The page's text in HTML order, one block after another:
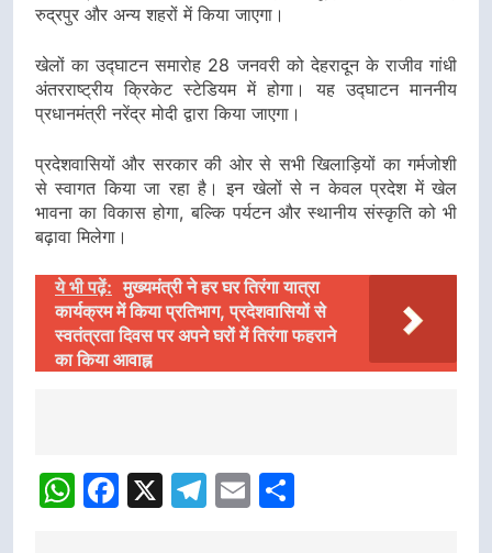
रुद्रपुर और अन्य शहरों में किया जाएगा।
खेलों का उद्घाटन समारोह 28 जनवरी को देहरादून के राजीव गांधी
अंतरराष्ट्रीय क्रिकेट स्टेडियम में होगा। यह उद्घाटन माननीय
प्रधानमंत्री नरेंद्र मोदी द्वारा किया जाएगा।
प्रदेशवासियों और सरकार की ओर से सभी खिलाड़ियों का गर्मजोशी
से स्वागत किया जा रहा है। इन खेलों से न केवल प्रदेश में खेल
भावना का विकास होगा, बल्कि पर्यटन और स्थानीय संस्कृति को भी
बढ़ावा मिलेगा।
ये भी पढ़ें: मुख्यमंत्री ने हर घर तिरंगा यात्रा
कार्यक्रम में किया प्रतिभाग, प्रदेशवासियों से
स्वतंत्रता दिवस पर अपने घरों में तिरंगा फहराने
का किया आवाह्न
Navigation
WhatsApp
Facebook
X Telegram
Email